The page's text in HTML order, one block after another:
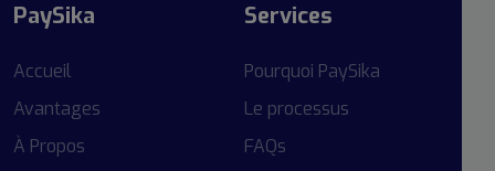
PaySika
Accueil
Avantages
À Propos
Services
Pourquoi PaySika
Le processus
FAQs